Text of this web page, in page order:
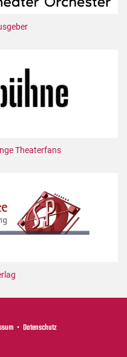
Theaterfans
Datenschutz